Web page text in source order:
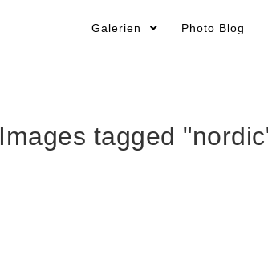
Galerien Photo Blog
Images tagged